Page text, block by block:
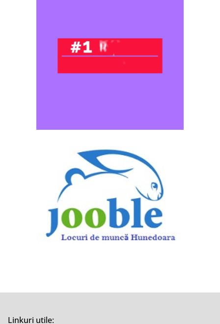
Linkuri utile: